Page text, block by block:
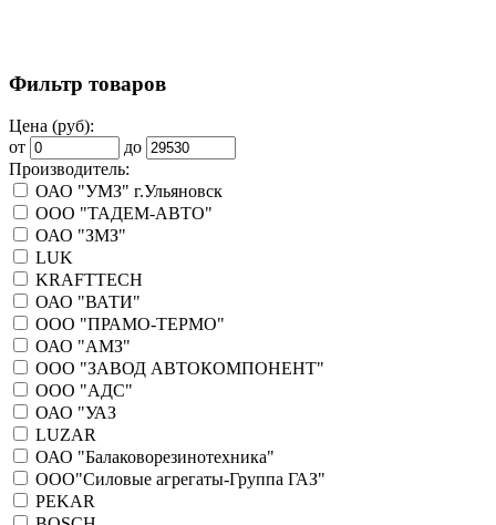
Фильтр товаров
Цена (руб):
от
до
Производитель:
ОАО "УМЗ" г.Ульяновск
ООО "ТАДЕМ-АВТО"
ОАО "ЗМЗ"
LUK
KRAFTTECH
ОАО "ВАТИ"
ООО "ПРАМО-ТЕРМО"
ОАО "АМЗ"
ООО "ЗАВОД АВТОКОМПОНЕНТ"
ООО "АДС"
ОАО "УАЗ
LUZAR
ОАО "Балаковорезинотехника"
ООО"Силовые агрегаты-Группа ГАЗ"
PEKAR